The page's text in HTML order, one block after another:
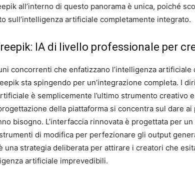
all’interno di questo panorama è unica, poiché
sull’intelligenza artificiale completamente integrato.
IA di livello professionale per
concorrenti che enfatizzano l’intelligenza artificiale
sta spingendo per un’integrazione completa. I
è semplicemente l’ultimo strumento creativo
della piattaforma si concentra sul dare
bisogno. L’interfaccia rinnovata è progettata per
di modifica per perfezionare gli output
una strategia deliberata per attirare i creatori che
artificiale imprevedibili.